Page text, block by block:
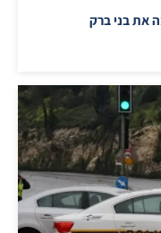
את בני ברק